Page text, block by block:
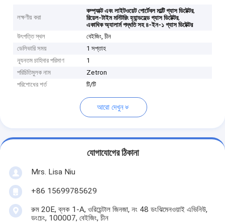
লক্ষণীয় করা
কম্প্যাক্ট এবং লাইটওয়েট পোর্টেবল মাল্টি গ্যাস ডিটেক্টর,
রিয়েল-টাইম মনিটরিং হ্যান্ডহেল্ড গ্যাস ডিটেক্টর,
একাধিক অ্যালার্ম পদ্ধতি সহ ৪-ইন-১ গ্যাস ডিটেক্টর
উৎপত্তি স্থল
বেইজিং, চীন
ডেলিভারি সময়
1 সপ্তাহ
ন্যূনতম চাহিদার পরিমাণ
1
পরিচিতিমুলক নাম
Zetron
পরিশোধের শর্ত
টি/টি
আরো দেখুন
যোগাযোগের ঠিকানা
Mrs. Lisa Niu
+86 15699785629
রুম 20E, ব্লক 1-A, ওরিয়েন্টাল জিনজা, নং 48 ডংঝিমেনওয়াই এভিনিউ,
ডংচেং, 100007, বেইজিং, চীন